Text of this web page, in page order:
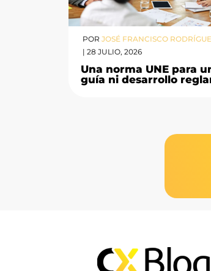
POR JOSÉ FRANCISCO
| 28 JULIO, 2026
Una norma UNE para
guía ni desarrollo